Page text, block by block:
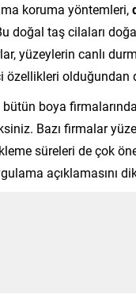
koruma yöntemleri,
doğal taş cilaları
yüzeylerin canlı
özellikleri olduğundan
boya
Bazı firmalar
süreleri de çok
açıklamasını